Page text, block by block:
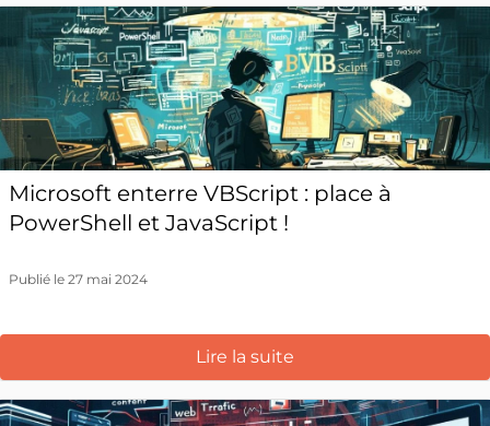
Microsoft enterre VBScript : place à
PowerShell et JavaScript !
Publié le 27 mai 2024
Lire la suite